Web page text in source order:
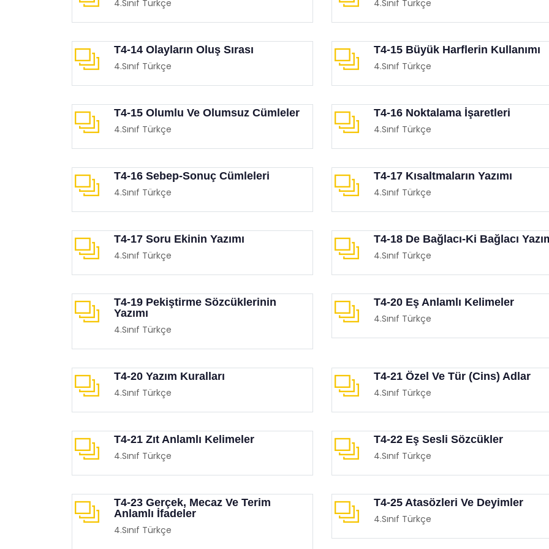
4.Sınıf Türkçe 4.Sınıf Türkçe
T4-14 Olayların Oluş Sırası
4.Sınıf Türkçe
T4-15 Büyük Harflerin Kullanımı
4.Sınıf Türkçe
T4-15 Olumlu Ve Olumsuz Cümleler
4.Sınıf Türkçe
T4-16 Noktalama İşaretleri
4.Sınıf Türkçe
T4-16 Sebep-Sonuç Cümleleri
4.Sınıf Türkçe
T4-17 Kısaltmaların Yazımı
4.Sınıf Türkçe
T4-17 Soru Ekinin Yazımı
4.Sınıf Türkçe
T4-18 De Bağlacı-Ki Bağlacı
4.Sınıf Türkçe
T4-19 Pekiştirme Sözcüklerinin
Yazımı
4.Sınıf Türkçe
T4-20 Eş Anlamlı Kelimeler
4.Sınıf Türkçe
T4-20 Yazım Kuralları
4.Sınıf Türkçe
T4-21 Özel Ve Tür (Cins) Adlar
4.Sınıf Türkçe
T4-21 Zıt Anlamlı Kelimeler
4.Sınıf Türkçe
T4-22 Eş Sesli Sözcükler
4.Sınıf Türkçe
T4-23 Gerçek, Mecaz Ve Terim
Anlamlı İfadeler
4.Sınıf Türkçe
T4-25 Atasözleri Ve Deyimler
4.Sınıf Türkçe